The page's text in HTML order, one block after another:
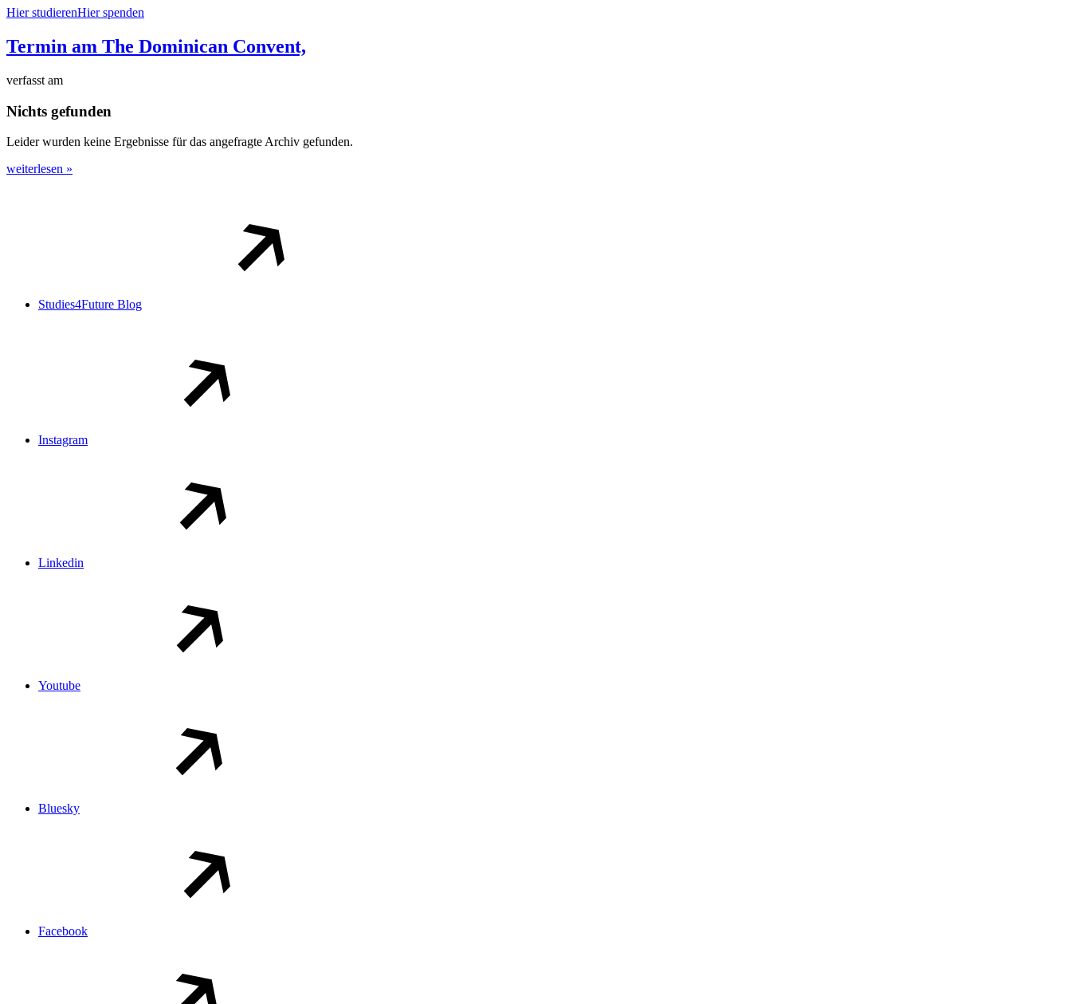
Hier studierenHier spenden
Termin am The Dominican Convent,
verfasst am
Nichts gefunden
Leider wurden keine Ergebnisse für das angefragte Archiv gefunden.
weiterlesen »
Studies4Future Blog
Instagram
Linkedin
Youtube
Bluesky
Facebook